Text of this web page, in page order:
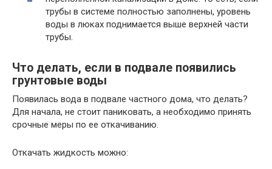
трубы в системе полностью заполнены, уровень
воды в люках поднимается выше верхней части
трубы.
Что делать, если в подвале появились
грунтовые воды
Появилась вода в подвале частного дома, что делать?
Для начала, не стоит паниковать, а необходимо принять
срочные меры по ее откачиванию.
Откачать жидкость можно: